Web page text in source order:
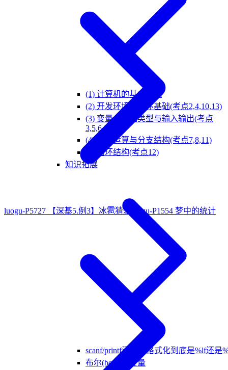
(1) 计算机的基本构成
(2) 开发环境与程序基础(考点2,4,10,13)
(3) 变量、数据类型与输入输出(考点
3,5,6,9)
(4) 逻辑运算与分支结构(考点7,8,11)
(5) 循环结构(考点12)
知识拓展
scanf/printf浮点数格式化到底是%lf还是
布尔(bool)型变量
luogu-P5727 【深基5.例3】冰雹猜想 luogu-P1554 梦中的统计